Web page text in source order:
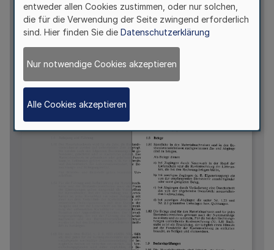
entweder allen Cookies zustimmen, oder nur solchen,
die für die Verwendung der Seite zwingend erforderlich
sind. Hier finden Sie die Datenschutzerklärung
Nur notwendige Cookies akzeptieren
Alle Cookies akzeptieren